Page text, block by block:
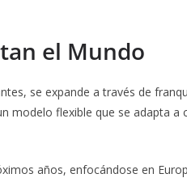
el Mundo
se expande a través de
modelo flexible que se adapta a
años, enfocándose en